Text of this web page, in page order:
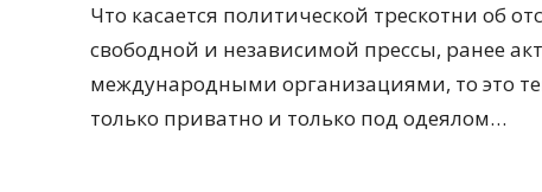
Что касается политической трескотни об
свободной и независимой прессы, ранее
международными организациями, то это
только приватно и только под одеялом…